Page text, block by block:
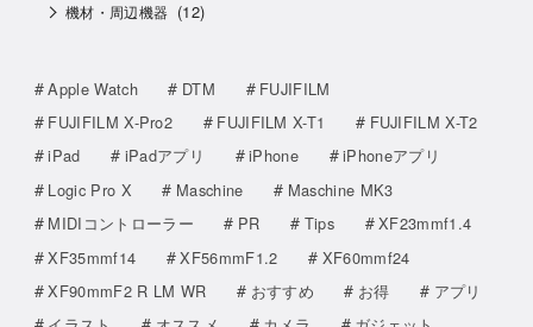
機材・周辺機器 (12)
Apple Watch DTM
FUJIFILM
FUJIFILM X-Pro2
FUJIFILM X-T1
FUJIFILM X-T2
iPad
iPadアプリ iPhone
iPhoneアプリ
Logic Pro X
Maschine
Maschine MK3
MIDIコントローラー
PR Tips
XF23mmf1.4
XF35mmf14
XF56mmF1.2
XF60mmf24
XF90mmF2 R LM WR
おすすめ お得
アプリ